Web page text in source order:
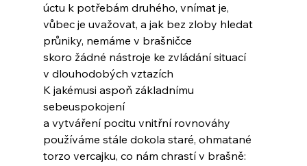
úctu k potřebám druhého, vnímat je,
vůbec je uvažovat, a jak bez zloby hledat
průniky, nemáme v brašničce
skoro žádné nástroje ke zvládání situací
v dlouhodobých vztazích
K jakémusi aspoň základnímu
sebeuspokojení
a vytváření pocitu vnitřní rovnováhy
používáme stále dokola staré, ohmatané
torzo vercajku, co nám chrastí v brašně: